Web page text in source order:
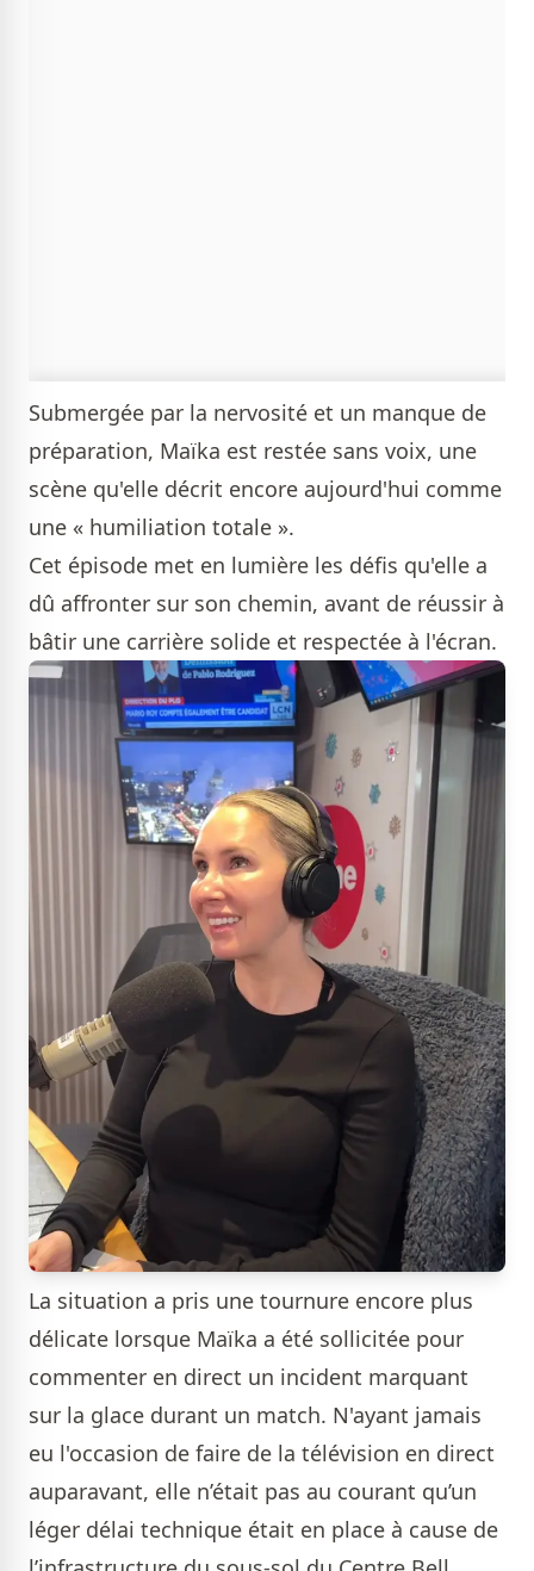
Submergée par la nervosité et un manque de
préparation, Maïka est restée sans voix, une
scène qu'elle décrit encore aujourd'hui comme
une « humiliation totale ».
Cet épisode met en lumière les défis qu'elle a
dû affronter sur son chemin, avant de réussir à
bâtir une carrière solide et respectée à l'écran.
La situation a pris une tournure encore plus
délicate lorsque Maïka a été sollicitée pour
commenter en direct un incident marquant
sur la glace durant un match. N'ayant jamais
eu l'occasion de faire de la télévision en direct
auparavant, elle n’était pas au courant qu’un
léger délai technique était en place à cause de